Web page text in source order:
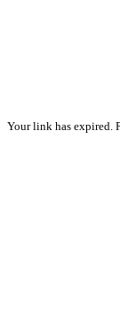
Your link has expired.